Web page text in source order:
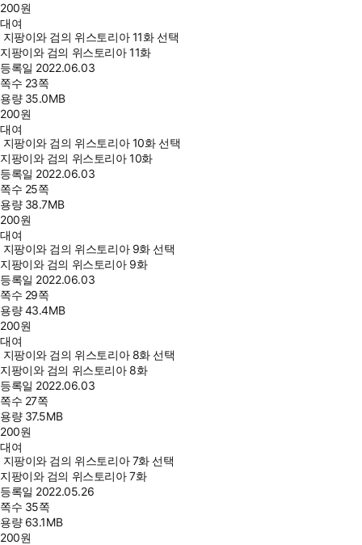
200원
대여
지팡이와 검의 위스토리아 11화 선택
지팡이와 검의 위스토리아 11화
등록일 2022.06.03
쪽수 23쪽
용량 35.0MB
200원
대여
지팡이와 검의 위스토리아 10화 선택
지팡이와 검의 위스토리아 10화
등록일 2022.06.03
쪽수 25쪽
용량 38.7MB
200원
대여
지팡이와 검의 위스토리아 9화 선택
지팡이와 검의 위스토리아 9화
등록일 2022.06.03
쪽수 29쪽
용량43.4MB
200원
대여
지팡이와 검의 위스토리아 8화 선택
지팡이와 검의 위스토리아 8화
등록일 2022.06.03
쪽수 27쪽
용량 37.5MB
200원
대여
지팡이와 검의 위스토리아 7화 선택
지팡이와 검의 위스토리아 7화
등록일 2022.05.26
쪽수 35쪽
용량 63.1MB
200원